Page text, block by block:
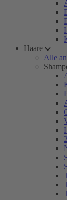
Haare
Alle